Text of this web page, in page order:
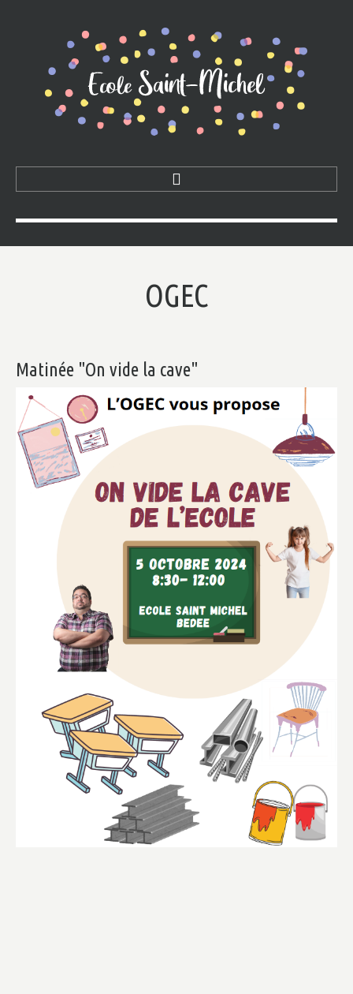
La vie de l'école : APEL & OGEC
Cantine & Garderie
Inscription & Tarifs
ACTUALITÉS
Dernières actualités
Agenda
PRÉINSCRIPTION
FACEBOOK
OGEC
Matinée "On vide la cave"